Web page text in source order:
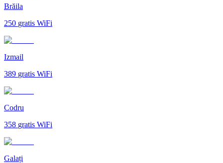
Brăila
250 gratis WiFi
Izmail
389 gratis WiFi
Codru
358 gratis WiFi
Galați